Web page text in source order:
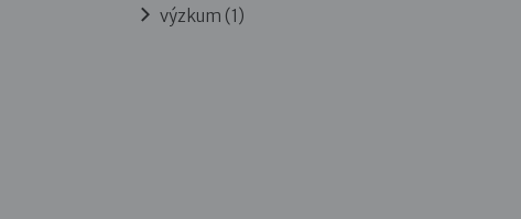
výzkum (1)